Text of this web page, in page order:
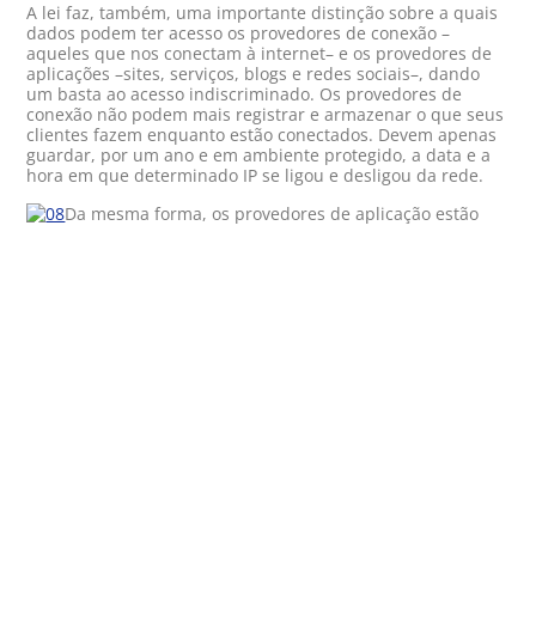
A lei faz, também, uma importante distinção sobre a quais
dados podem ter acesso os provedores de conexão –
aqueles que nos conectam à internet– e os provedores de
aplicações –sites, serviços, blogs e redes sociais–, dando
um basta ao acesso indiscriminado. Os provedores de
conexão não podem mais registrar e armazenar o que seus
clientes fazem enquanto estão conectados. Devem apenas
guardar, por um ano e em ambiente protegido, a data e a
hora em que determinado IP se ligou e desligou da rede.
Da mesma forma, os provedores de aplicação estão